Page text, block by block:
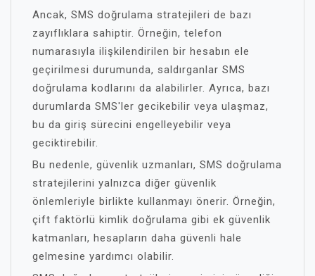
Ancak, SMS doğrulama stratejileri de bazı
zayıflıklara sahiptir. Örneğin, telefon
numarasıyla ilişkilendirilen bir hesabın ele
geçirilmesi durumunda, saldırganlar SMS
doğrulama kodlarını da alabilirler. Ayrıca, bazı
durumlarda SMS'ler gecikebilir veya ulaşmaz,
bu da giriş sürecini engelleyebilir veya
geciktirebilir.
Bu nedenle, güvenlik uzmanları, SMS doğrulama
stratejilerini yalnızca diğer güvenlik
önlemleriyle birlikte kullanmayı önerir. Örneğin,
çift faktörlü kimlik doğrulama gibi ek güvenlik
katmanları, hesapların daha güvenli hale
gelmesine yardımcı olabilir.